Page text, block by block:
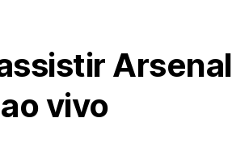
Arsenal
vivo